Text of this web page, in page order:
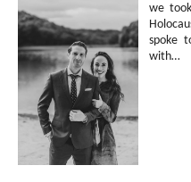
we
spoke
with…